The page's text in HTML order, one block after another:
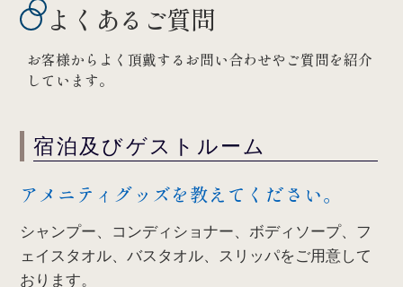
よくあるご質問
お客様からよく頂戴するお問い合わせやご質問を紹介
しています。
宿泊及びゲストルーム
アメニティグッズを教えてください。
シャンプー、コンディショナー、ボディソープ、フ
ェイスタオル、バスタオル、スリッパをご用意して
おります。